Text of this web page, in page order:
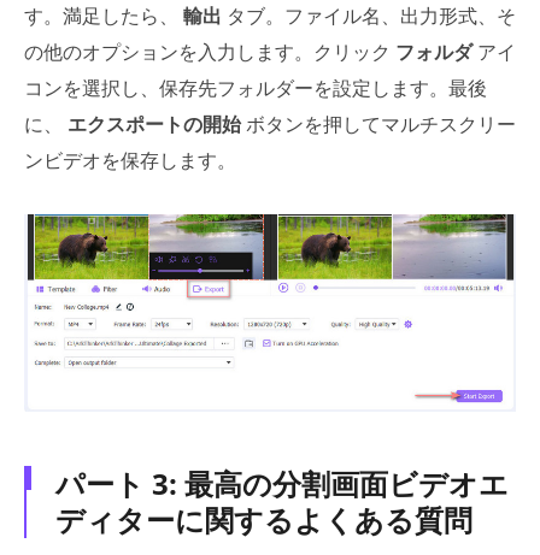
す。満足したら、 輸出 タブ。ファイル名、出力形式、そ
の他のオプションを入力します。クリック フォルダアイ
コンを選択し、保存先フォルダーを設定します。最後
に、 エクスポートの開始ボタンを押してマルチスクリー
ンビデオを保存します。
パート 3: 最高の分割画面ビデオエ
ディターに関するよくある質問